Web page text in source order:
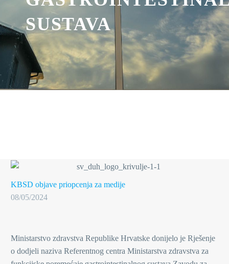
SUSTAVA
KBSD objave priopcenja za medije
08/05/2024
Ministarstvo zdravstva Republike Hrvatske donijelo je Rješenje
o dodjeli naziva Referentnog centra Ministarstva zdravstva za